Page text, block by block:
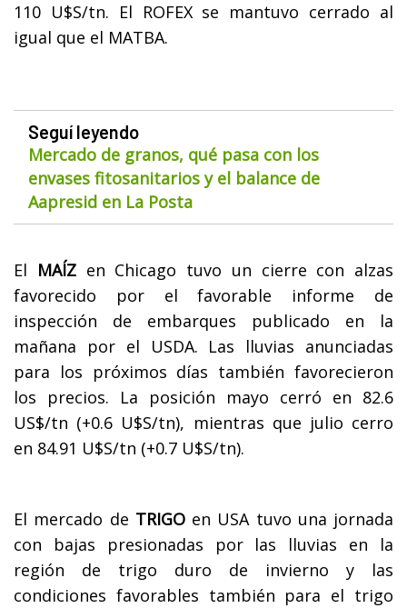
110 U$S/tn. El ROFEX se mantuvo cerrado al
igual que el MATBA.
Seguí leyendo
Mercado de granos, qué pasa con los
envases fitosanitarios y el balance de
Aapresid en La Posta
El MAÍZ en Chicago tuvo un cierre con alzas
favorecido por el favorable informe de
inspección de embarques publicado en la
mañana por el USDA. Las lluvias anunciadas
para los próximos días también favorecieron
los precios. La posición mayo cerró en 82.6
US$/tn (+0.6 U$S/tn), mientras que julio cerro
en 84.91 U$S/tn (+0.7 U$S/tn).
El mercado de TRIGOen USA tuvo una jornada
con bajas presionadas por las lluvias en la
región de trigo duro de invierno y las
condiciones favorables también para el trigo